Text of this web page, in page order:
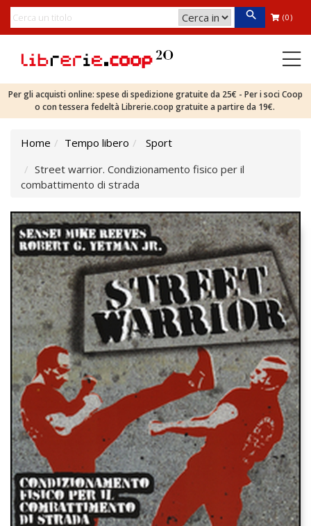
(0)
Per gli acquisti online: spese di spedizione gratuite da 25€ - Per i soci Coop
o con tessera fedeltà Librerie.coop gratuite a partire da 19€.
Home Tempo libero
Sport
Street warrior. Condizionamento fisico per il
combattimento di strada